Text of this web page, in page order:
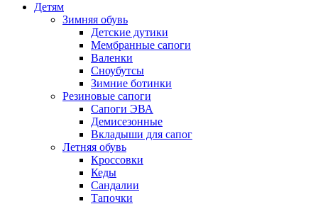
Детям
Зимняя обувь
Детские дутики
Мембранные сапоги
Валенки
Сноубутсы
Зимние ботинки
Резиновые сапоги
Сапоги ЭВА
Демисезонные
Вкладыши для сапог
Летняя обувь
Кроссовки
Кеды
Сандалии
Тапочки